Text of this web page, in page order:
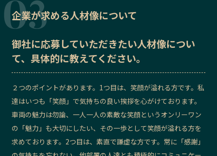
企業が求める人材像について
御社に応募していただきたい人材像につい
て、具体的に教えてください。
２つのポイントがあります。1つ目は、笑顔が溢れる方です。私
達はいつも「笑顔」で気持ちの良い挨拶を心がけております。
車両の魅力は勿論、一人一人の素敵な笑顔というオンリーワン
の「魅力」も大切にしたい、その一歩として笑顔が溢れる方を
求めております。2つ目は、素直で謙虚な方です。常に「感謝」